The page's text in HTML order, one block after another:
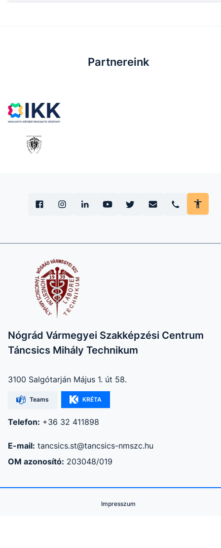
Partnereink
Nógrád Vármegyei Szakképzési Centrum
Táncsics Mihály Technikum
3100 Salgótarján Május 1. út 58.
Teams KRÉTA
Telefon: +36 32 411898
E-mail: tancsics.st@tancsics-nmszc.hu
OM azonosító: 203048/019
Impresszum